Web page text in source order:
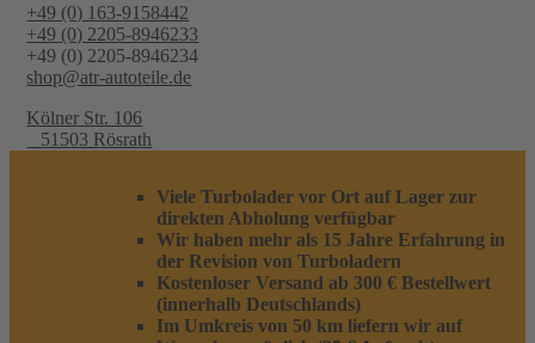
+49 (0) 163-9158442
+49 (0) 2205-8946233
+49 (0) 2205-8946234
shop@atr-autoteile.de
Kölner Str. 106
51503 Rösrath
Viele Turbolader vor Ort auf Lager zur
direkten Abholung verfügbar
Wir haben mehr als 15 Jahre Erfahrung in
der Revision von Turboladern
Kostenloser Versand ab 300 € Bestellwert
(innerhalb Deutschlands)
Im Umkreis von 50 km liefern wir auf